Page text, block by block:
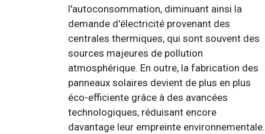
l'autoconsommation, diminuant ainsi la
demande d'électricité provenant des
centrales thermiques, qui sont souvent des
sources majeures de pollution
atmosphérique. En outre, la fabrication des
panneaux solaires devient de plus en plus
éco-efficiente grâce à des avancées
technologiques, réduisant encore
davantage leur empreinte environnementale.